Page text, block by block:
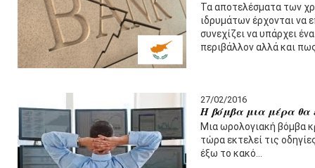
Τα αποτελέσματα των
ιδρυμάτων έρχονται να
συνεχίζει να υπάρχει
περιβάλλον αλλά και
27/02/2016
Η βόμβα μια μέρα θα
Μια ωρολογιακή βόμβα
τώρα εκτελεί τις
έξω το κακό…